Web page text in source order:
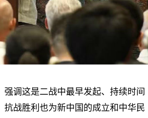
调这是二战中最早发起、持续时间
战胜利也为新中国的成立和中华民